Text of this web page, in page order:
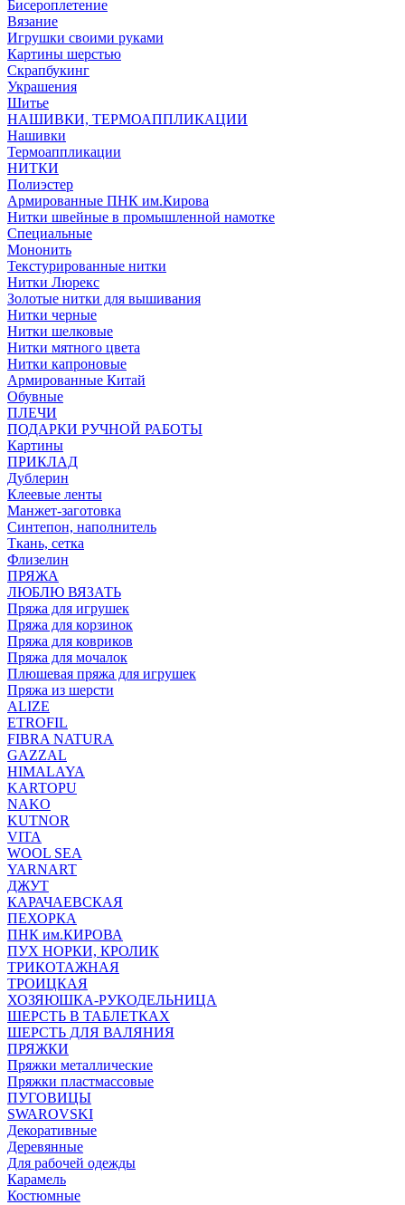
Бисероплетение
Вязание
Игрушки своими руками
Картины шерстью
Скрапбукинг
Украшения
Шитье
НАШИВКИ, ТЕРМОАППЛИКАЦИИ
Нашивки
Термоаппликации
НИТКИ
Полиэстер
Армированные ПНК им.Кирова
Нитки швейные в промышленной намотке
Специальные
Мононить
Текстурированные нитки
Нитки Люрекс
Золотые нитки для вышивания
Нитки черные
Нитки шелковые
Нитки мятного цвета
Нитки капроновые
Армированные Китай
Обувные
ПЛЕЧИ
ПОДАРКИ РУЧНОЙ РАБОТЫ
Картины
ПРИКЛАД
Дублерин
Клеевые ленты
Манжет-заготовка
Синтепон, наполнитель
Ткань, сетка
Флизелин
ПРЯЖА
ЛЮБЛЮ ВЯЗАТЬ
Пряжа для игрушек
Пряжа для корзинок
Пряжа для ковриков
Пряжа для мочалок
Плюшевая пряжа для игрушек
Пряжа из шерсти
ALIZE
ETROFIL
FIBRA NATURA
GAZZAL
HIMALAYA
KARTOPU
NAKO
KUTNOR
VITA
WOOL SEA
YARNART
ДЖУТ
КАРАЧАЕВСКАЯ
ПЕХОРКА
ПНК им.КИРОВА
ПУХ НОРКИ, КРОЛИК
ТРИКОТАЖНАЯ
ТРОИЦКАЯ
ХОЗЯЮШКА-РУКОДЕЛЬНИЦА
ШЕРСТЬ В ТАБЛЕТКАХ
ШЕРСТЬ ДЛЯ ВАЛЯНИЯ
ПРЯЖКИ
Пряжки металлические
Пряжки пластмассовые
ПУГОВИЦЫ
SWAROVSKI
Декоративные
Деревянные
Для рабочей одежды
Карамель
Костюмные